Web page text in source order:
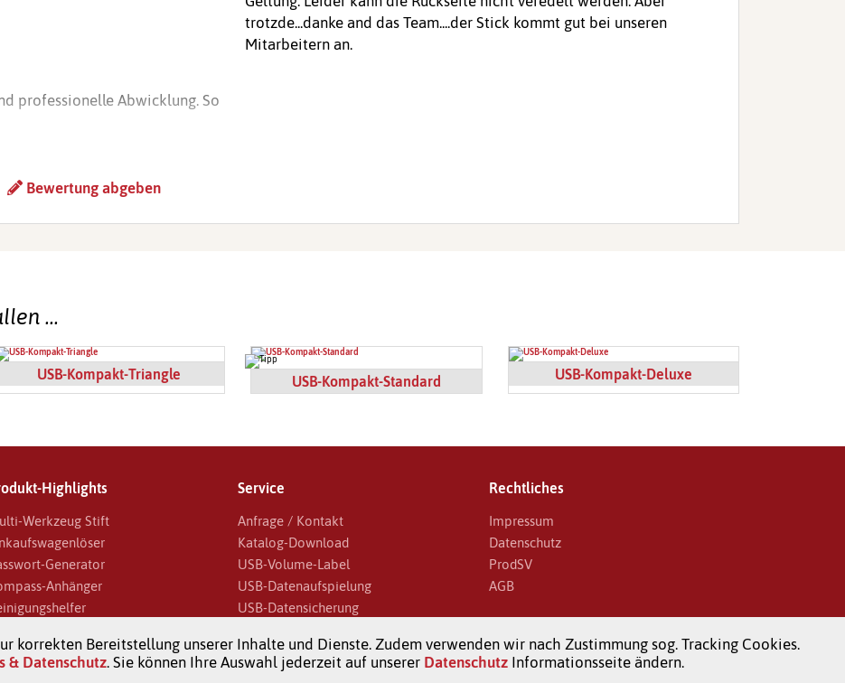
professionelle Abwicklung. So
trotzde...danke and das Team....der Stick kommt gut bei unseren
Mitarbeitern an.
Bewertung abgeben
…
USB-Kompakt-Triangle USB-Kompakt-Standard USB-Kompakt-Deluxe
Highlights
Werkzeug Stift
Generator
Anhänger
Charger
Service
Anfrage / Kontakt
Katalog-Download
USB-Volume-Label
USB-Datenaufspielung
USB-Datensicherung
Rechtliches
Impressum
Datenschutz
ProdSV
AGB
korrekten Bereitstellung unserer Inhalte und Dienste. Zudem verwenden wir nach Zustimmung sog. Tracking Cookies.
& Datenschutz. Sie können Ihre Auswahl jederzeit auf unserer Datenschutz Informationsseite ändern.